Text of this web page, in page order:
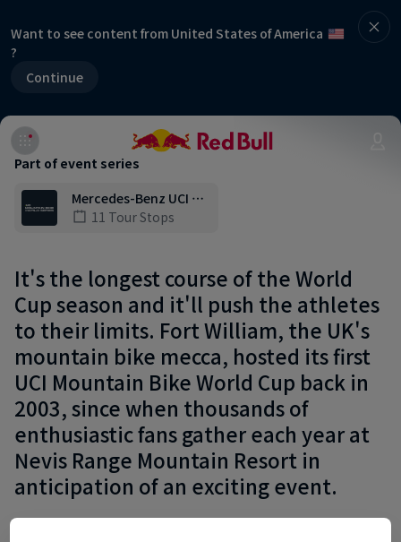
Want to see content from United States of America
?
Continue
Part of event series
Mercedes-Benz UCI …
11 Tour Stops
It's the longest course of the World
Cup season and it'll push the athletes
to their limits. Fort William, the UK's
mountain bike mecca, hosted its first
UCI Mountain Bike World Cup back in
2003, since when thousands of
enthusiastic fans gather each year at
Nevis Range Mountain Resort in
anticipation of an exciting event.